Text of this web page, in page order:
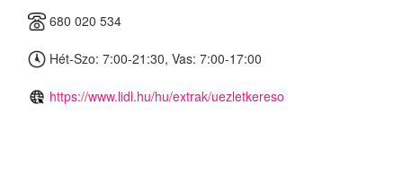
680 020 534
Hét-Szo: 7:00-21:30, Vas: 7:00-17:00
https://www.lidl.hu/hu/extrak/uezletkereso